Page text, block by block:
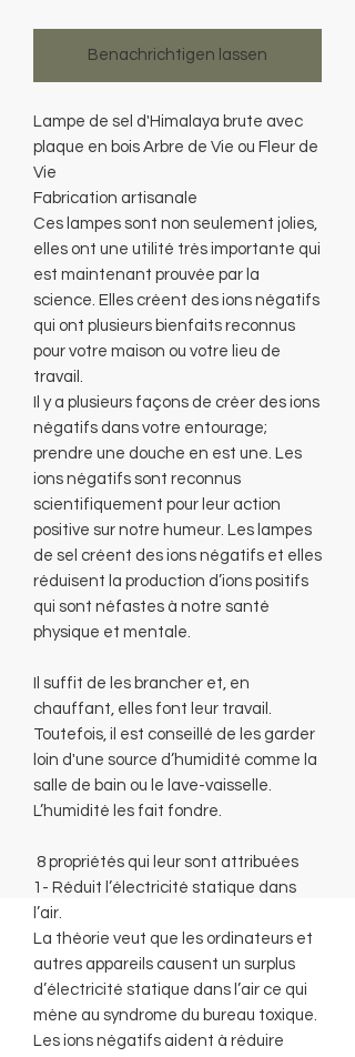
Benachrichtigen lassen
Lampe de sel d'Himalaya brute avec
plaque en bois Arbre de Vie ou Fleur de
Vie
Fabrication artisanale
Ces lampes sont non seulement jolies,
elles ont une utilité très importante qui
est maintenant prouvée par la
science. Elles créent des ions négatifs
qui ont plusieurs bienfaits reconnus
pour votre maison ou votre lieu de
travail.
Il y a plusieurs façons de créer des ions
négatifs dans votre entourage;
prendre une douche en est une. Les
ions négatifs sont reconnus
scientifiquement pour leur action
positive sur notre humeur. Les lampes
de sel créent des ions négatifs et elles
réduisent la production d’ions positifs
qui sont néfastes à notre santé
physique et mentale.
Il suffit de les brancher et, en
chauffant, elles font leur travail.
Toutefois, il est conseillé de les garder
loin d'une source d’humidité comme la
salle de bain ou le lave-vaisselle.
L’humidité les fait fondre.
8 propriétés qui leur sont attribuées
1- Réduit l’électricité statique dans
l’air.
La théorie veut que les ordinateurs et
autres appareils causent un surplus
d’électricité statique dans l’air ce qui
mène au syndrome du bureau toxique.
Les ions négatifs aident à réduire